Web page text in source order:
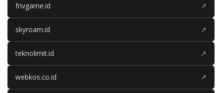
frivgame.id ↗
skyroam.id ↗
teknolimit.id ↗
webkos.co.id ↗